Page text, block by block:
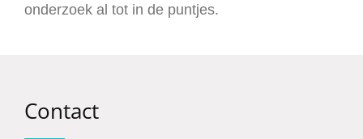
onderzoek al tot in de puntjes.
Contact